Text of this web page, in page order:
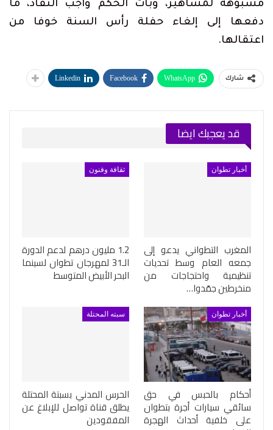
مشبوهة لمشاهير، وبات الحكم واجب النفاذ، ما
دفعها إلى إلغاء حفلة رأس السنة خوفا من
اعتقالها.
شارك WhatsApp
Facebook
Linkedin
قد يعجبك ايضا
أخبار تطوان
المغرب التطواني يدعو إلى
جمعه العام وسط تحديات
تنظيمية واحتجاجات من
منخرطين جمّدوا…
ثقافة وفنون
1.2 مليون درهم لدعم الدورة
الـ31 لمهرجان تطوان لسينما
البحر الأبيض المتوسط
أخبار تطوان
أحكام بالحبس في حق
سائقي سيارات أجرة بتطوان
على خلفية أحداث الهجرة
سبته المحتلة
الحرس المدني بسبتة المحتلة
يطلق قناة تواصل للإبلاغ عن
المفقودين